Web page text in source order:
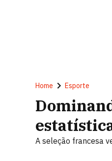
Home Esporte
A seleção francesa